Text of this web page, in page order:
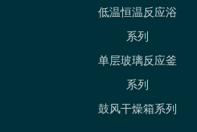
低温恒温反应浴
系列
单层玻璃反应釜
系列
鼓风干燥箱系列